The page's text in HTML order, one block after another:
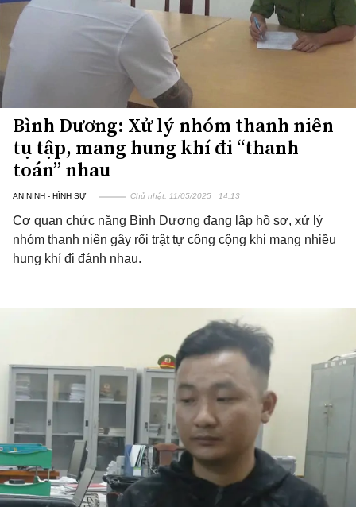
Bình Dương: Xử lý nhóm thanh niên
tụ tập, mang hung khí đi “thanh
toán” nhau
AN NINH - HÌNH SỰ Chủ nhật, 11/05/2025 | 14:13
Cơ quan chức năng Bình Dương đang lập hồ sơ, xử lý
nhóm thanh niên gây rối trật tự công cộng khi mang nhiều
hung khí đi đánh nhau.